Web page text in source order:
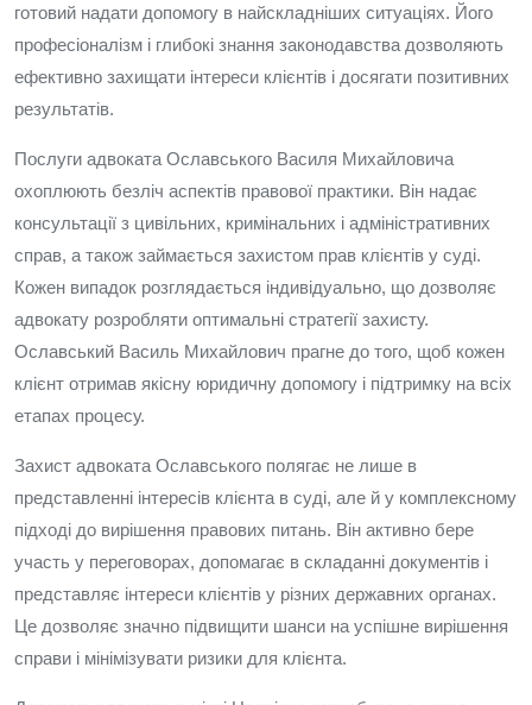
готовий надати допомогу в найскладніших ситуаціях. Його
професіоналізм і глибокі знання законодавства дозволяють
ефективно захищати інтереси клієнтів і досягати позитивних
результатів.
Послуги адвоката Ославського Василя Михайловича
охоплюють безліч аспектів правової практики. Він надає
консультації з цивільних, кримінальних і адміністративних
справ, а також займається захистом прав клієнтів у суді.
Кожен випадок розглядається індивідуально, що дозволяє
адвокату розробляти оптимальні стратегії захисту.
Ославський Василь Михайлович прагне до того, щоб кожен
клієнт отримав якісну юридичну допомогу і підтримку на всіх
етапах процесу.
Захист адвоката Ославського полягає не лише в
представленні інтересів клієнта в суді, але й у комплексному
підході до вирішення правових питань. Він активно бере
участь у переговорах, допомагає в складанні документів і
представляє інтереси клієнтів у різних державних органах.
Це дозволяє значно підвищити шанси на успішне вирішення
справи і мінімізувати ризики для клієнта.